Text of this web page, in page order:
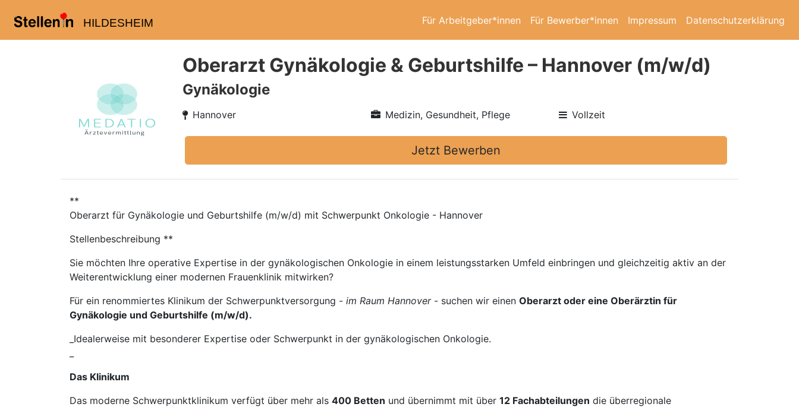
HILDESHEIM Für Arbeitgeber*innen Für Bewerber*innen Impressum Datenschutzerklärung
Oberarzt Gynäkologie & Geburtshilfe – Hannover (m/w/d)
Gynäkologie
Hannover Medizin, Gesundheit, Pflege Vollzeit
Jetzt Bewerben
**
Oberarzt für Gynäkologie und Geburtshilfe (m/w/d) mit Schwerpunkt Onkologie - Hannover
Stellenbeschreibung **
Sie möchten Ihre operative Expertise in der gynäkologischen Onkologie in einem leistungsstarken Umfeld einbringen und gleichzeitig aktiv an der
Weiterentwicklung einer modernen Frauenklinik mitwirken?
Für ein renommiertes Klinikum der Schwerpunktversorgung - im Raum Hannover- suchen wir einen Oberarzt oder eine Oberärztin für
Gynäkologie und Geburtshilfe (m/w/d).
_Idealerweise mit besonderer Expertise oder Schwerpunkt in der gynäkologischen Onkologie.
Das Klinikum
Das moderne Schwerpunktklinikum verfügt über mehr als 400 Betten und übernimmt mit über 12 Fachabteilungen die überregionale